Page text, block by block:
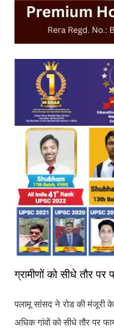
ग्रामीणों को सीधे तौर पर
पलामू सांसद ने रोड की मंजूरी
अधिक गांवों को सीधे तौर पर